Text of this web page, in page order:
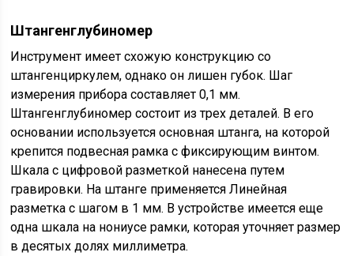
Штангенглубиномер
Инструмент имеет схожую конструкцию со
штангенциркулем, однако он лишен губок. Шаг
измерения прибора составляет 0,1 мм.
Штангенглубиномер состоит из трех деталей. В его
основании используется основная штанга, на которой
крепится подвесная рамка с фиксирующим винтом.
Шкала с цифровой разметкой нанесена путем
гравировки. На штанге применяется Линейная
разметка с шагом в 1 мм. В устройстве имеется еще
одна шкала на нониусе рамки, которая уточняет размер
в десятых долях миллиметра.